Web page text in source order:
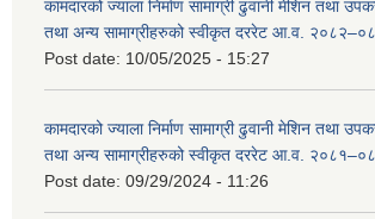
कामदारको ज्याला निर्माण सामाग्री ढुवानी मेशिन तथा
तथा अन्य सामाग्रीहरुको स्वीकृत दररेट आ.व.
Post date: 10/05/2025 - 15:27
कामदारको ज्याला निर्माण सामाग्री ढुवानी मेशिन तथा
तथा अन्य सामाग्रीहरुको स्वीकृत दररेट आ.व.
Post date: 09/29/2024 - 11:26